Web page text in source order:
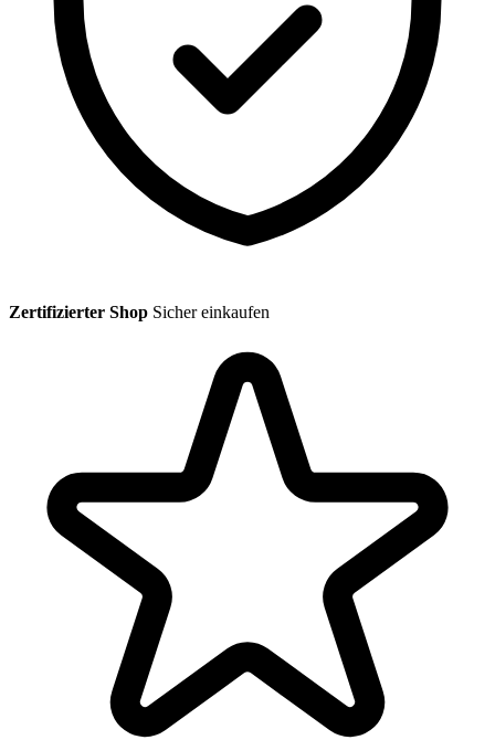
Zertifizierter Shop Sicher einkaufen